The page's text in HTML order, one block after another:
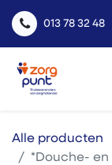
013 78 32 48
Alle producten
*Douche-